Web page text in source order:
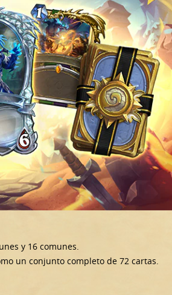
y 16 comunes.
un conjunto completo de 72 cartas.